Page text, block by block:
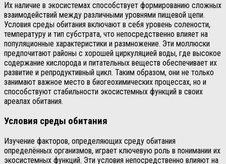
Их наличие в экосистемах способствует формированию сложных
взаимодействий между различными уровнями пищевой цепи.
Условия среды обитания включают в себя уровень солености,
температуру и тип субстрата, что непосредственно влияет на
популяционные характеристики и размножение. Эти моллюски
предпочитают районы с хорошей циркуляцией воды, где высокое
содержание кислорода и питательных веществ обеспечивает их
развитие и репродуктивный цикл. Таким образом, они не только
занимают важное место в биогеохимических процессах, но и
способствуют стабильности экосистемных функций в своих
ареалах обитания.
Условия среды обитания
Изучение факторов, определяющих среду обитания
определённых организмов, играет ключевую роль в понимании их
экосистемных функций. Эти условия непосредственно влияют на